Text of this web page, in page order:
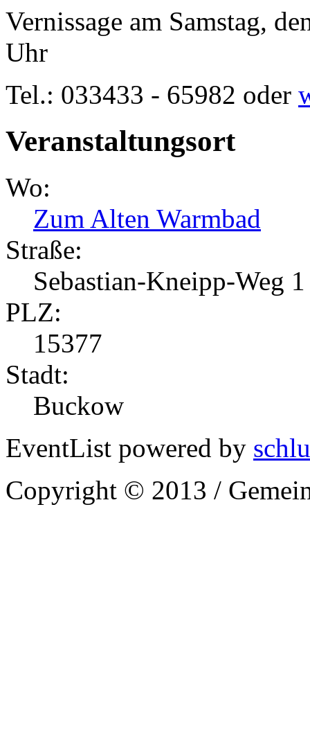
Vernissage am Samstag,
Uhr
Tel.: 033433 - 65982 oder
Veranstaltungsort
Wo:
Zum Alten Warmbad
Straße:
Sebastian-Kneipp-Weg 1
PLZ:
15377
Stadt:
Buckow
EventList powered by
Copyright © 2013 /